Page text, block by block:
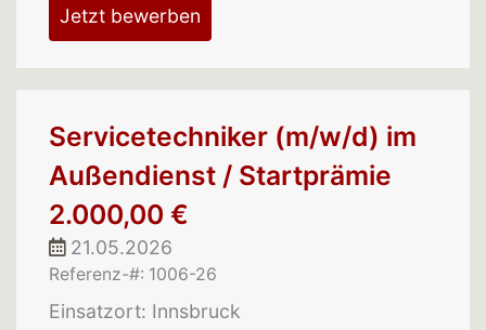
Jetzt bewerben
Servicetechniker (m/w/d) im
Außendienst / Startprämie
2.000,00 €
21.05.2026
Referenz-#: 1006-26
Einsatzort: Innsbruck